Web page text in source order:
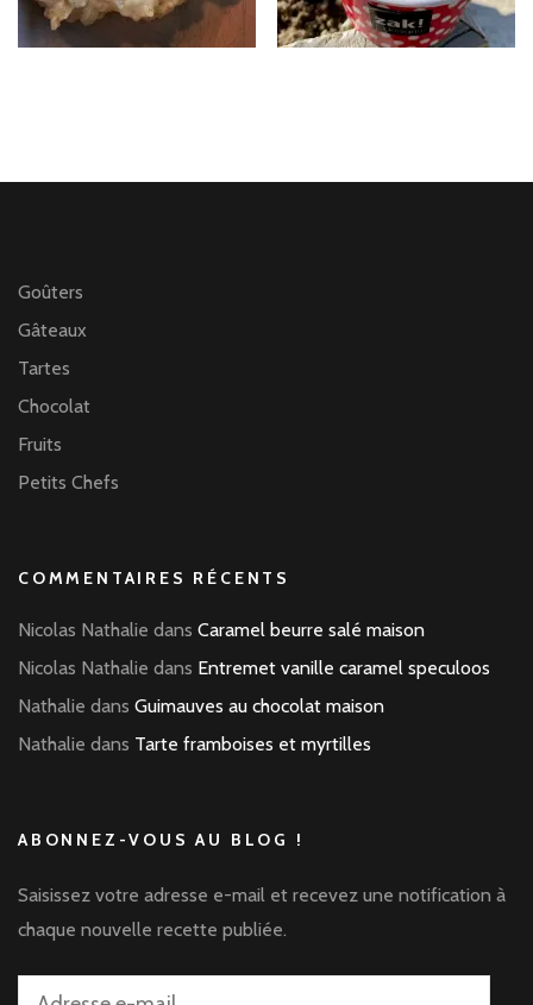
Goûters
Gâteaux
Tartes
Chocolat
Fruits
Petits Chefs
COMMENTAIRES RÉCENTS
Nicolas Nathalie dans Caramel beurre salé maison
Nicolas Nathalie dans Entremet vanille caramel speculoos
Nathalie dans Guimauves au chocolat maison
Nathalie dans Tarte framboises et myrtilles
ABONNEZ-VOUS AU BLOG !
Saisissez votre adresse e-mail et recevez une notification à
chaque nouvelle recette publiée.
Adresse